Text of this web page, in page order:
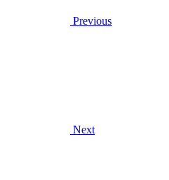
Previous
Next